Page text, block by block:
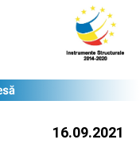
16.09.2021